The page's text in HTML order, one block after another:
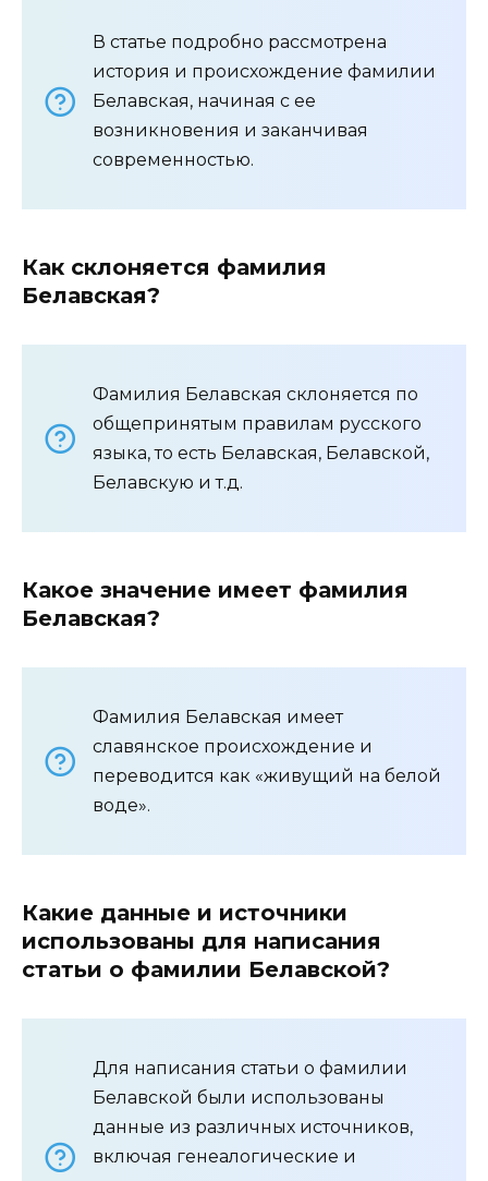
В статье подробно рассмотрена
история и происхождение фамилии
Белавская, начиная с ее
возникновения и заканчивая
современностью.
Как склоняется фамилия
Белавская?
Фамилия Белавская склоняется по
общепринятым правилам русского
языка, то есть Белавская, Белавской,
Белавскую и т.д.
Какое значение имеет фамилия
Белавская?
Фамилия Белавская имеет
славянское происхождение и
переводится как «живущий на белой
воде».
Какие данные и источники
использованы для написания
статьи о фамилии Белавской?
Для написания статьи о фамилии
Белавской были использованы
данные из различных источников,
включая генеалогические и